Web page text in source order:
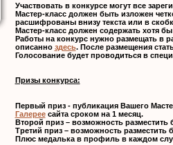
Участвовать в конкурсе могут все
Мастер-класс должен быть изложен
расшифрованы внизу текста или в
Мастер-класс должен содержать хотя
Работы на конкурс нужно размещать в
описанно здесь. После размещения
Голосование будет проводиться в
Призы конкурса:
Первый приз - публикация Вашего
Галереесайта сроком на 1 месяц.
Второй приз – возможность разместить
Третий приз – возможность разместить
Плюс медалька в профиль в каждом